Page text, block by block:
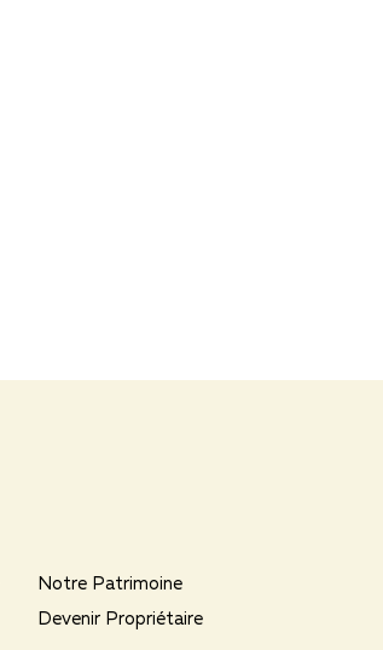
Notre Patrimoine
Devenir Propriétaire